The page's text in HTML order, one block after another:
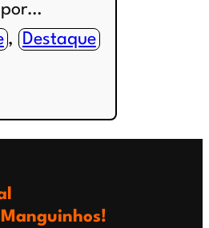
por…
, Destaque